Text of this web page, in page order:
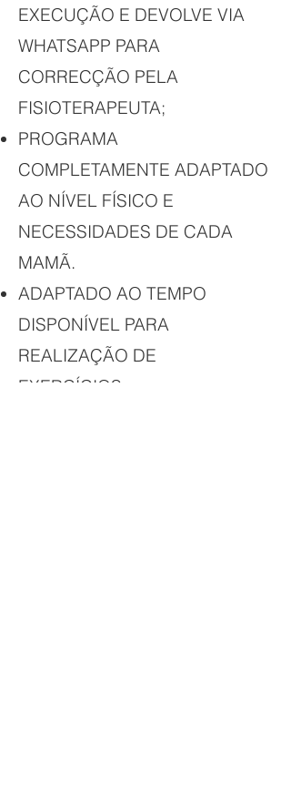
EXECUÇÃO E DEVOLVE VIA
WHATSAPP PARA
CORRECÇÃO PELA
FISIOTERAPEUTA;
PROGRAMA
COMPLETAMENTE ADAPTADO
AO NÍVEL FÍSICO E
NECESSIDADES DE CADA
MAMÃ.
ADAPTADO AO TEMPO
DISPONÍVEL PARA
REALIZAÇÃO DE
EXERCÍCIOS.